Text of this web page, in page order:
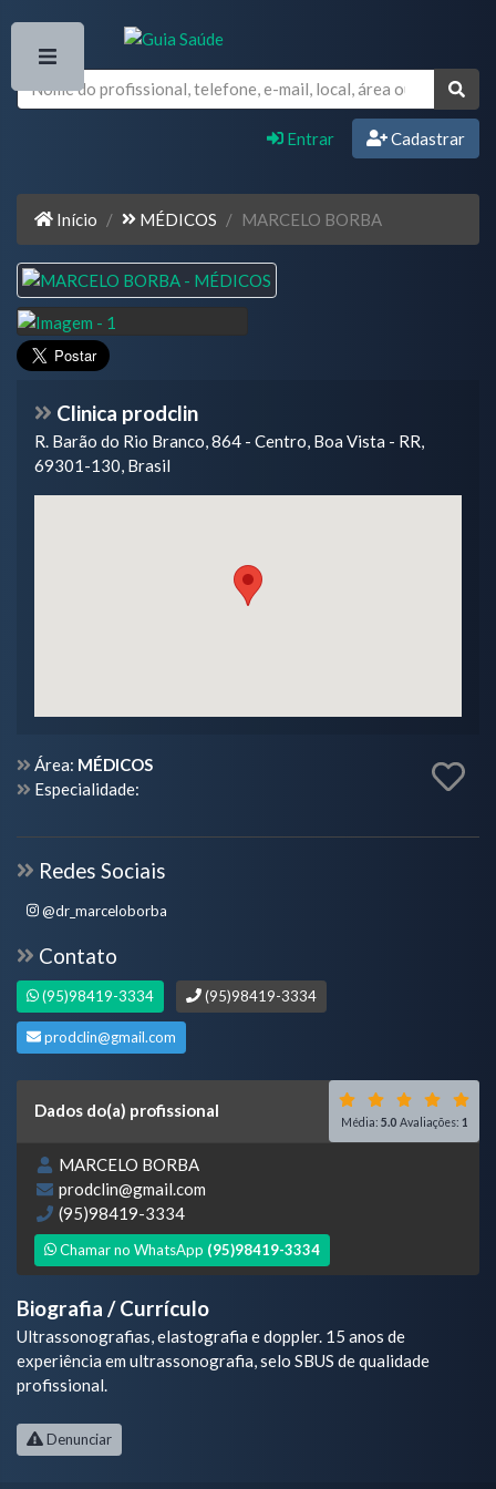
Entrar Cadastrar
Início MÉDICOS MARCELO BORBA
Clinica prodclin
R. Barão do Rio Branco, 864 - Centro, Boa Vista - RR,
69301-130, Brasil
Área: MÉDICOS
Especialidade:
Redes Sociais
@dr_marceloborba
Contato
(95)98419-3334 (95)98419-3334
prodclin@gmail.com
Dados do(a) profissional
Média: 5.0 Avaliações: 1
MARCELO BORBA
prodclin@gmail.com
(95)98419-3334
Chamar no WhatsApp (95)98419-3334
Biografia / Currículo
Ultrassonografias, elastografia e doppler. 15 anos de
experiência em ultrassonografia, selo SBUS de qualidade
profissional.
Denunciar